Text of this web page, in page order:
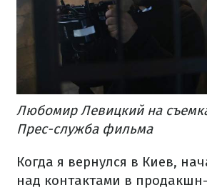
Любомир Левицкий на
Прес-служба фильма
Когда я вернулся в Киев,
над контактами в